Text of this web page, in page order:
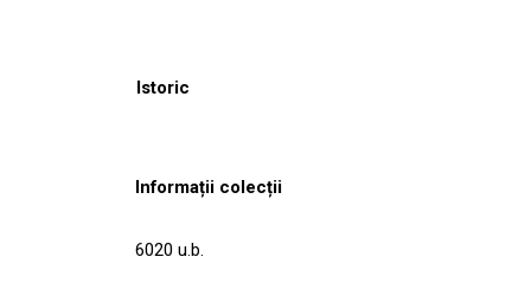
Istoric
Informații colecții
6020 u.b.